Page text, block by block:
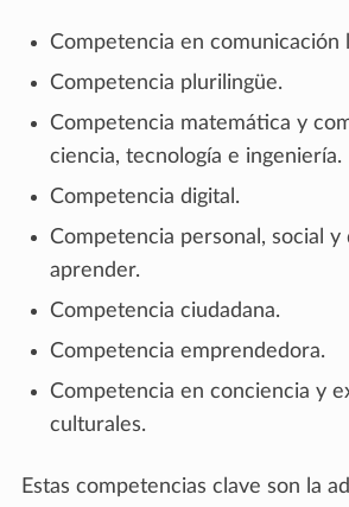
Competencia en comunicación
Competencia plurilingüe.
Competencia matemática y
ciencia, tecnología e ingeniería.
Competencia digital.
Competencia personal, social y
aprender.
Competencia ciudadana.
Competencia emprendedora.
Competencia en conciencia y
culturales.
Estas competencias clave son la